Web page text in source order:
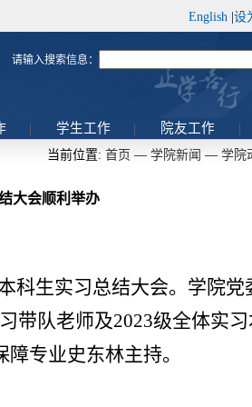
English 设
请输入搜索信息：
| 学生工作 | 院友工作 |
当前位置: 首页 — 学院新闻 — 学院
大会顺利举办
科生实习总结大会。学院党
带队老师及2023级全体实习
专业史东林主持。